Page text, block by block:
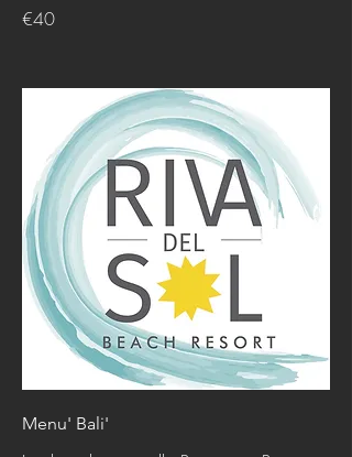
€40
Menu' Bali'